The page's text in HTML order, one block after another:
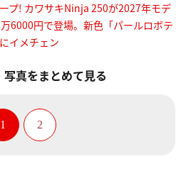
プ! カワサキNinja 250が2027年モデ
6000円で登場。新色「パールロボテ
イメチェン
真をまとめて見る
1 2